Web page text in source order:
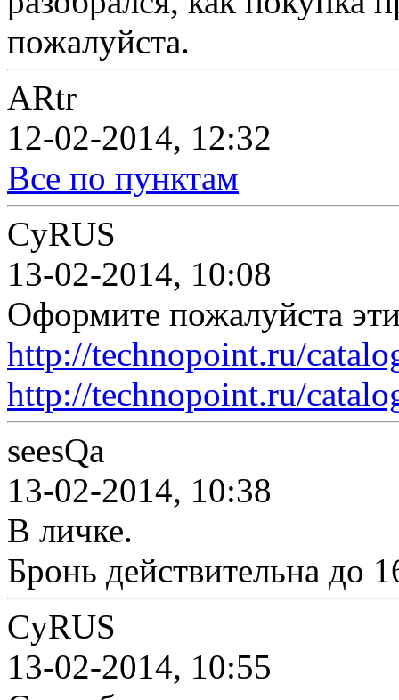
пожалуйста.
ARtr
12-02-2014, 12:32
Все по пунктам
CyRUS
13-02-2014, 10:08
Оформите пожалуйста
http://technopoint.ru/
http://technopoint.ru/
seesQa
13-02-2014, 10:38
В личке.
Бронь действительна до
CyRUS
13-02-2014, 10:55